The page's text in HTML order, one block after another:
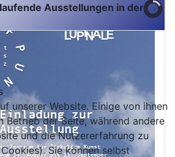
Ausstellungen in der
unserer Website. Einige von ihnen
Betrieb der Seite, während andere
und die Nutzererfahrung zu
Sie können selbst